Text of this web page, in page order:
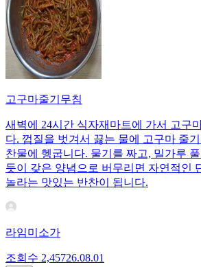
고구마줄기무침
새벽에 24시간 식자재마트에 가서 고구
다. 껍질을 벗겨서 끓는 물에 고구마 줄
찬물에 헹굽니다. 물기를 짜고, 밀가루
듯이 갖은 양념으로 버무리면 자연적인
놀라는 맛있는 반찬이 됩니다.
라임미소가
조회수 2,45726.08.01